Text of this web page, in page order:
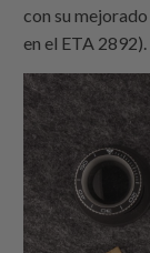
con su
en el ETA 2892).